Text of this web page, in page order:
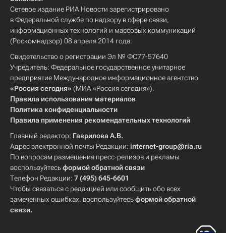
Сетевое издание РИА Новости зарегистрировано
в Федеральной службе по надзору в сфере связи,
информационных технологий и массовых коммуникаций
(Роскомнадзор) 08 апреля 2014 года.
Свидетельство о регистрации Эл № ФС77-57640
Учредитель: Федеральное государственное унитарное
предприятие Международное информационное агентство
«Россия сегодня» (МИА «Россия сегодня»).
Правила использования материалов
Политика конфиденциальности
Правила применения рекомендательных технологий
Главный редактор: Гаврилова А.В.
Адрес электронной почты Редакции: internet-group@ria.ru
По вопросам размещения пресс-релизов и рекламы
воспользуйтесьформой обратной связи
Телефон Редакции: 7 (495) 645-6601
Чтобы связаться с редакцией или сообщить обо всех
замеченных ошибках, воспользуйтесьформой обратной
связи.